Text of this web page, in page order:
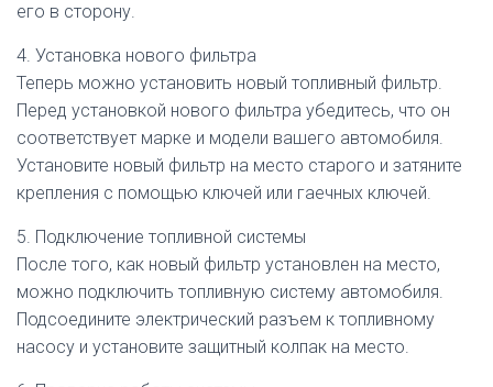
его в сторону.
4. Установка нового фильтра
Теперь можно установить новый топливный фильтр.
Перед установкой нового фильтра убедитесь, что он
соответствует марке и модели вашего автомобиля.
Установите новый фильтр на место старого и затяните
крепления с помощью ключей или гаечных ключей.
5. Подключение топливной системы
После того, как новый фильтр установлен на место,
можно подключить топливную систему автомобиля.
Подсоедините электрический разъем к топливному
насосу и установите защитный колпак на место.